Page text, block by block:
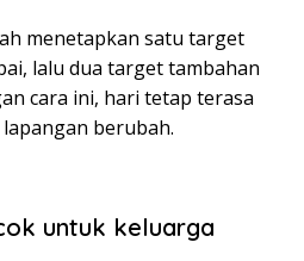
menetapkan satu target
lalu dua target tambahan
cara ini, hari tetap terasa
berubah.
untuk keluarga